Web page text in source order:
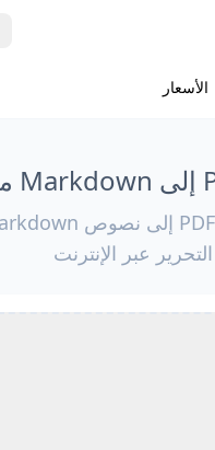
الأسعار
التحرير عبر الإنترنت